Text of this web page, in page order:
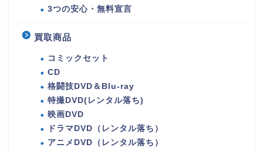
3つの安心・無料宣言
買取商品
コミックセット
CD
格闘技DVD＆Blu-ray
特撮DVD(レンタル落ち)
映画DVD
ドラマDVD（レンタル落ち）
アニメDVD（レンタル落ち）